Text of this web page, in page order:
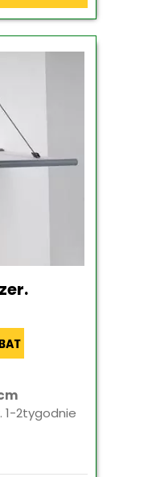
1-2tygodnie